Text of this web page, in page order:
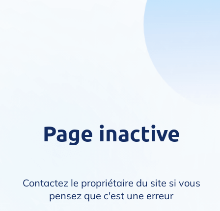
Page inactive
Contactez le propriétaire du site si vous
pensez que c'est une erreur